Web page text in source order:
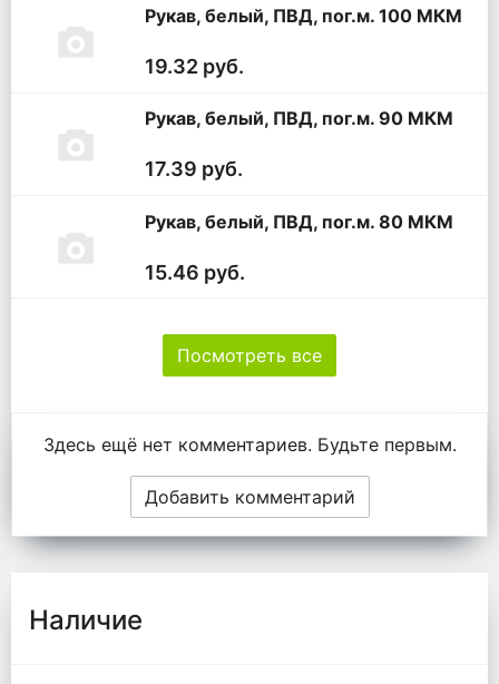
Рукав, белый, ПВД, пог.м. 100 МКМ
19.32 руб.
Рукав, белый, ПВД, пог.м. 90 МКМ
17.39 руб.
Рукав, белый, ПВД, пог.м. 80 МКМ
15.46 руб.
Посмотреть все
Комментарии
Здесь ещё нет комментариев. Будьте первым.
Добавить комментарий
Наличие